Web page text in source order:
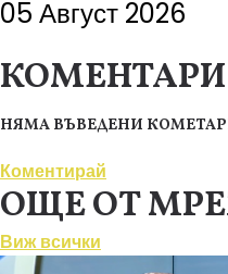
05 Август 2026
КОМЕНТАРИ
НЯМА ВЪВЕДЕНИ
Коментирай
ОЩЕ ОТ
Виж всички